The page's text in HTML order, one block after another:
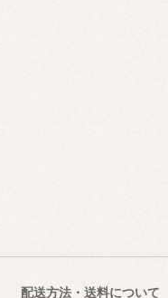
配送方法・送料について